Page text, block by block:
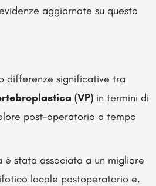
aggiornate su questo
differenze significative tra
(VP) in termini di
post-operatorio o tempo
è stata associata a un migliore
locale postoperatorio e,